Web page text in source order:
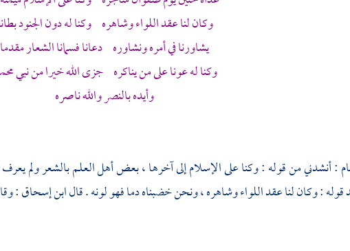
وكان لنا عقد اللواء وشاهره وكنا له دون الجنود
يشاورنا في أمره ونشاوره دعانا فسمانا الشعار مقدما
وكنا له عونا على من يناكره جزى الله خيرا من نبي
وأيده بالنصر والله ناصره
: أنشدني من قوله : وكنا على الإسلام إلى آخرها ، بعض أهل العلم بالشعر ولم
قوله : وكان لنا عقد اللواء وشاهره ، ونحن خضبناه دما فهو لونه . قالابن إسحاق: